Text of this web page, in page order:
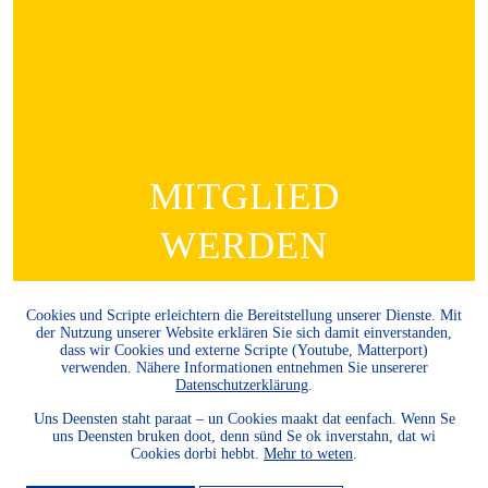
MITGLIED
WERDEN
und Landeskunde sowie den
Schutz und die Entwicklung
der Natur und Umwelt und
fördern? Dann werden Sie
Mitglied.
Cookies und Scripte erleichtern die Bereitstellung unserer Dienste. Mit
der Nutzung unserer Website erklären Sie sich damit einverstanden,
dass wir Cookies und externe Scripte (Youtube, Matterport)
verwenden. Nähere Informationen entnehmen Sie unsererer
Datenschutzerklärung
Uns Deensten staht paraat – un Cookies maakt dat eenfach. Wenn Se
uns Deensten bruken doot, denn sünd Se ok inverstahn, dat wi
Cookies dorbi hebbt. Mehr to weten